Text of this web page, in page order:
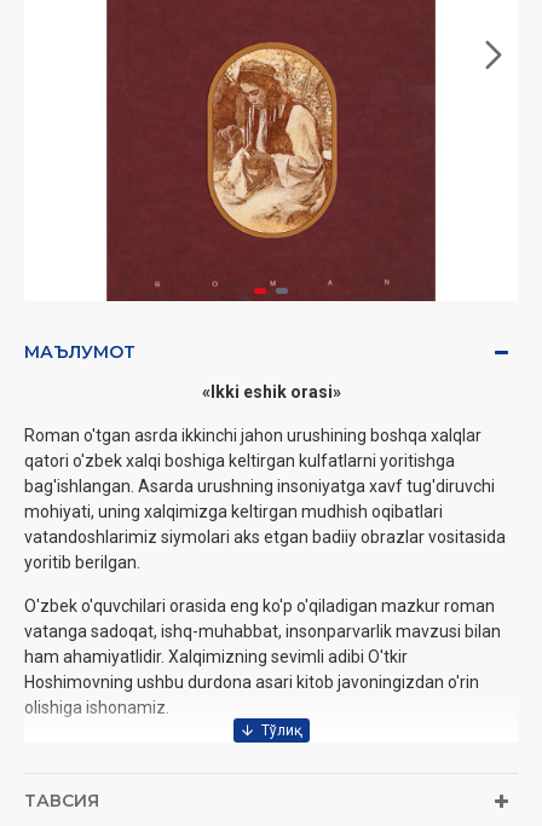
МАЪЛУМОТ
«Ikki eshik orasi»
Roman o'tgan asrda ikkinchi jahon urushining boshqa xalqlar
qatori o'zbek xalqi boshiga keltirgan kulfatlarni yoritishga
bag'ishlangan. Asarda urushning insoniyatga xavf tug'diruvchi
mohiyati, uning xalqimizga keltirgan mudhish oqibatlari
vatandoshlarimiz siymolari aks etgan badiiy obrazlar vositasida
yoritib berilgan.
O'zbek o'quvchilari orasida eng ko'p o'qiladigan mazkur roman
vatanga sadoqat, ishq-muhabbat, insonparvarlik mavzusi bilan
ham ahamiyatlidir. Xalqimizning sevimli adibi O'tkir
Hoshimovning ushbu durdona asari kitob javoningizdan o'rin
olishiga ishonamiz.
Muallif:O'tkir Hoshimov
ТАВСИЯ